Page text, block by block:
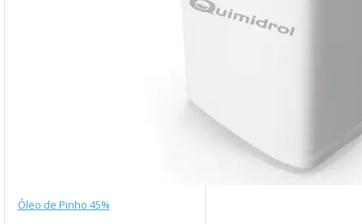
Óleo de Pinho 45%